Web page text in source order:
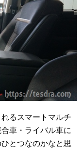
るスマートマルチ
車・ライバル車に
とつなのかなと思